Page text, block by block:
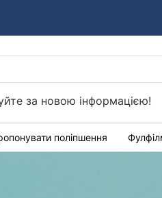
за новою інформацією!
поліпшення